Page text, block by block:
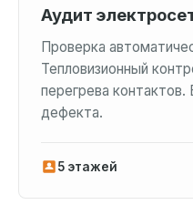
Аудит
Проверка
Тепловизионный
перегрева
дефекта.
5 этажей